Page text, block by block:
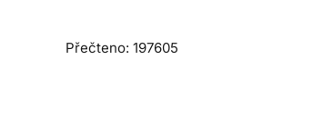
Přečteno: 197605